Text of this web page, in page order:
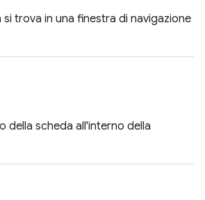
si trova in una finestra di navigazione
della scheda all'interno della